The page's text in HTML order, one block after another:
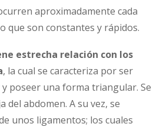
aproximadamente cada
que son constantes y rápidos.
estrecha relación con los
, la cual se caracteriza por ser
poseer una forma triangular. Se
del abdomen. A su vez, se
unos ligamentos; los cuales